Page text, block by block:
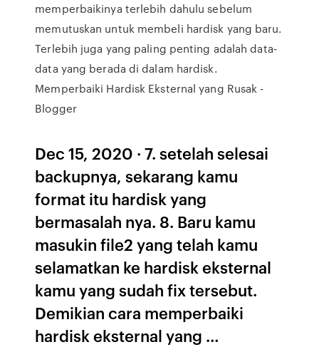
memperbaikinya terlebih dahulu sebelum
memutuskan untuk membeli hardisk yang baru.
Terlebih juga yang paling penting adalah data-
data yang berada di dalam hardisk.
Memperbaiki Hardisk Eksternal yang Rusak -
Blogger
Dec 15, 2020 · 7. setelah selesai
backupnya, sekarang kamu
format itu hardisk yang
bermasalah nya. 8. Baru kamu
masukin file2 yang telah kamu
selamatkan ke hardisk eksternal
kamu yang sudah fix tersebut.
Demikian cara memperbaiki
hardisk eksternal yang …